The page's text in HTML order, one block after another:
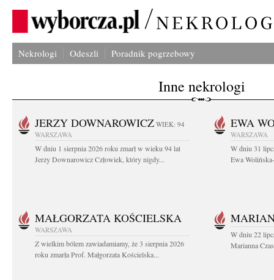
Nekrologi Odeszli Poradnik pogrzebowy
Inne nekrologi
JERZY DOWNAROWICZ WIEK: 94
WARSZAWA
W dniu 1 sierpnia 2026 roku zmarł w wieku 94 lat
Jerzy Downarowicz Człowiek, który nigdy...
EWA
WARSZAWA
W dniu 31
Ewa
MAŁGORZATA KOŚCIELSKA
WARSZAWA
Z wielkim bólem zawiadamiamy, że 3 sierpnia 2026
roku zmarła Prof. Małgorzata Kościelska...
W dniu 22
Marianna